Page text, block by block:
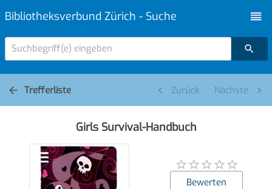
Bibliotheksverbund Zürich - Suche
Suchbegriff(e) eingeben
Trefferliste Zurück Nächste
Girls Survival-Handbuch
Bewerten